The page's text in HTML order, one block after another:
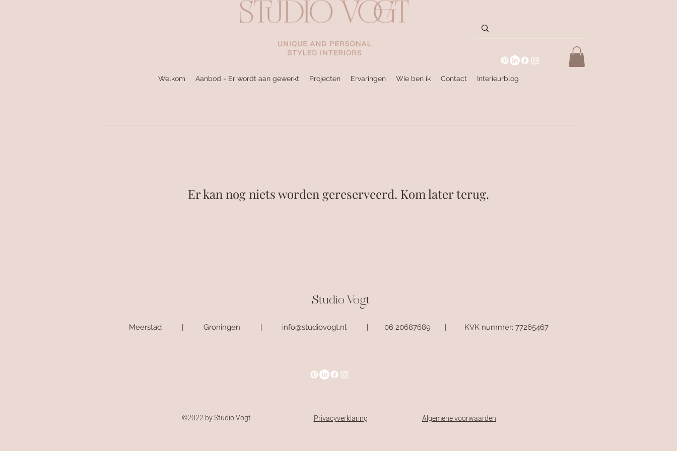
Welkom Aanbod - Er wordt aan gewerkt Projecten Ervaringen Wie ben ik Contact Interieurblog
Er kan nog niets worden gereserveerd. Kom later terug.
Studio Vogt
Meerstad | Groningen | info@studiovogt.nl| 06 20687689 | KVK nummer: 77265467
©2022 by Studio Vogt Privacyverklaring Algemene voorwaarden